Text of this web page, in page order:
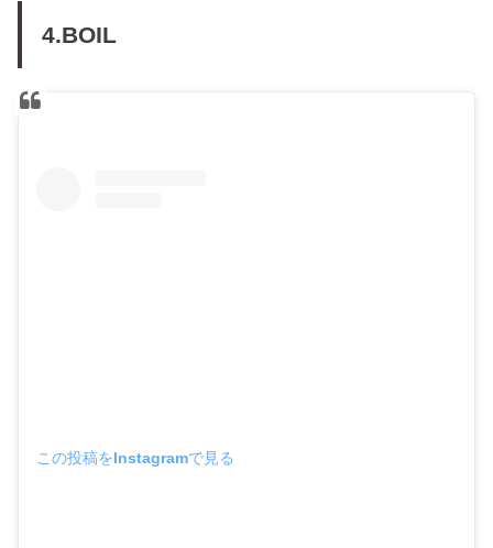
4.BOIL
この投稿をInstagramで見る